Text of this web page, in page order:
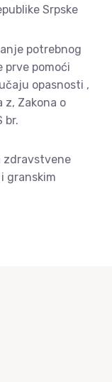
Srpske
potrebnog
prve pomoći
opasnosti ,
z, Zakona o
br.
zdravstvene
granskim